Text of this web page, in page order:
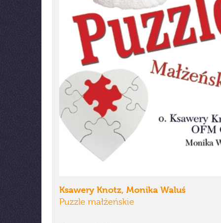
Ksawery Knotz, Monika Waluś
Puzzle małżeńskie